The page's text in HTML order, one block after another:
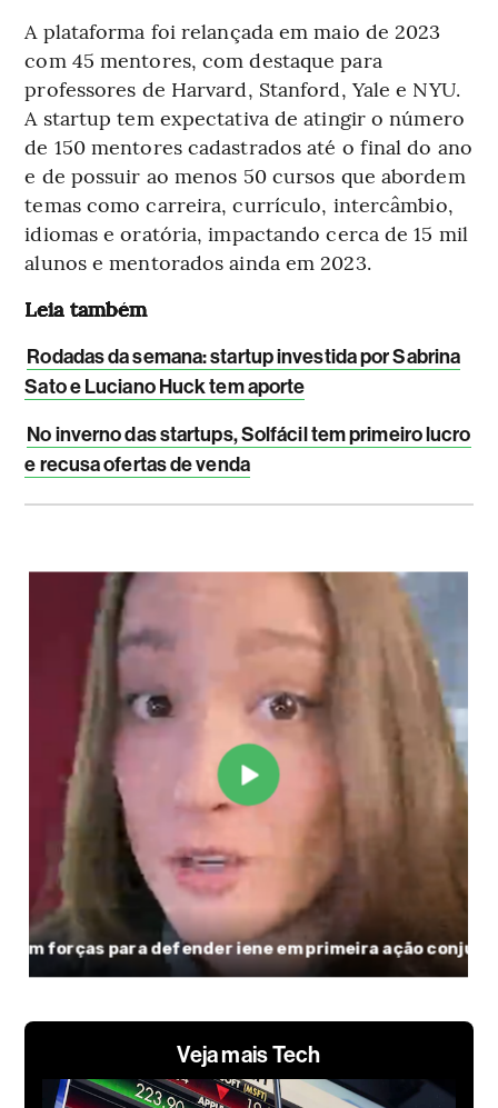
A plataforma foi relançada em maio de 2023
com 45 mentores, com destaque para
professores de Harvard, Stanford, Yale e NYU.
A startup tem expectativa de atingir o número
de 150 mentores cadastrados até o final do ano
e de possuir ao menos 50 cursos que abordem
temas como carreira, currículo, intercâmbio,
idiomas e oratória, impactando cerca de 15 mil
alunos e mentorados ainda em 2023.
Leia também
Rodadas da semana: startup investida por Sabrina
Sato e Luciano Huck tem aporte
No inverno das startups, Solfácil tem primeiro lucro
e recusa ofertas de venda
Veja mais Tech